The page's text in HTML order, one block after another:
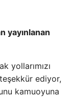
yayınlanan
yollarımızı
ediyor,
kamuoyuna